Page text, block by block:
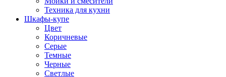
Техника для кухни
Шкафы-купе
Цвет
Коричневые
Серые
Темные
Черные
Светлые